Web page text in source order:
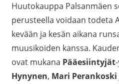
Huutokauppa Palsanmäen
perusteella voidaan todeta
kevään ja kesän aikana
muusikoiden kanssa.
ovat mukana Pääesiintyjät
Hynynen, Mari Perankoski